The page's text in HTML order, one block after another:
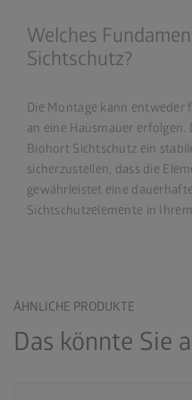
Welches
Sichtschutz?
Die Montage kann entweder
an eine Hausmauer
Biohort Sichtschutz ein
sicherzustellen, dass die
gewährleistet eine
Sichtschutzelemente in
ÄHNLICHE PRODUKTE
Das könnte Sie